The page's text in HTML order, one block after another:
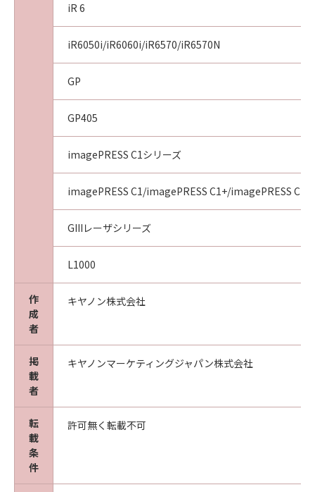
iR 6
iR6050i/iR6060i/iR6570/iR6570N
GP
GP405
imagePRESS C1シリーズ
imagePRESS C1/imagePRESS C1+/imagePRESS
GIIIレーザシリーズ
L1000
作
成
者
キヤノン株式会社
掲
載
者
キヤノンマーケティングジャパン株式会社
転
載
条
件
許可無く転載不可